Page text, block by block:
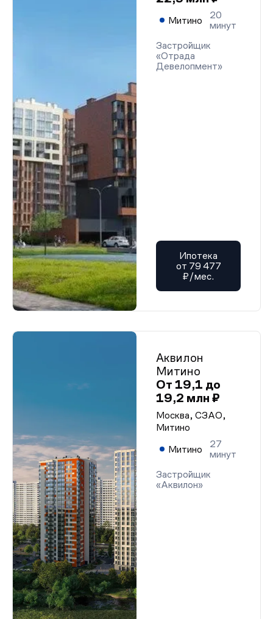
Митино
20
минут
Застройщик
«Отрада
Девелопмент»
Ипотека
от 79 477
₽/мес.
Аквилон
Митино
От 19,1 до
19,2 млн ₽
Москва, СЗАО,
Митино
Митино
27
минут
Застройщик
«Аквилон»